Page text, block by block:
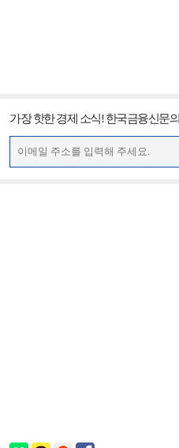
가장 핫한 경제 소식! 한국금융신문의